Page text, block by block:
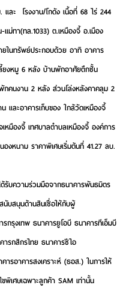
และ โรงงาน/โกดัง เนื้อที่ 68 ไร่ 244
ม่ทา(ทล.1033) ต.เหมืองจี้ อ.เมือง
ในทรัพย์ประกอบด้วย อาทิ อาคาร
ลี้ยงหมู 6 หลัง บ้านพักอาศัยตึกชั้น
กคนงาน 2 หลัง ส่วนโล่งหลังคาคลุม 2
และอาคารเก็บของ ใกล้วัดเหมืองจี้
หมืองจี้ เทศบาลตำบลเหมืองจี้ องค์การ
องหนาม ราคาพิเศษเริ่มต้นที่ 41.27 ลบ.
รับความร่วมมือจากธนาคารพันธมิตร
นับสนุนด้านสินเชื่อให้กับผู้
รกรุงเทพ ธนาคารยูโอบี ธนาคารทีเอ็มบี
รกสิกรไทย ธนาคารซีไอ
คารอาคารสงเคราะห์ (ธอส.) ในการให้
ขพิเศษเฉพาะลูกค้า SAM เท่านั้น